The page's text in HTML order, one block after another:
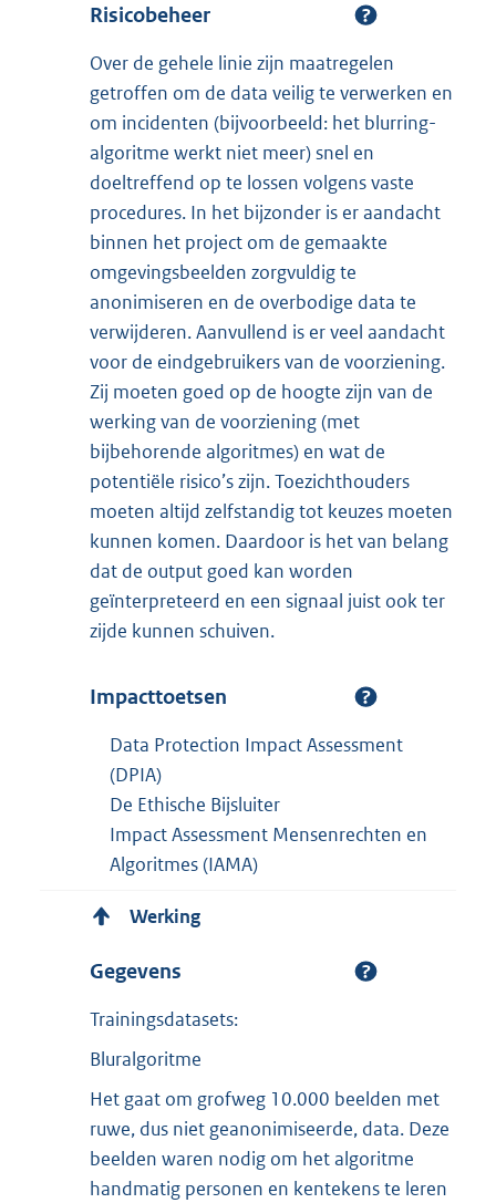
Risicobeheer
Over de gehele linie zijn maatregelen
getroffen om de data veilig te verwerken en
om incidenten (bijvoorbeeld: het blurring-
algoritme werkt niet meer) snel en
doeltreffend op te lossen volgens vaste
procedures. In het bijzonder is er aandacht
binnen het project om de gemaakte
omgevingsbeelden zorgvuldig te
anonimiseren en de overbodige data te
verwijderen. Aanvullend is er veel aandacht
voor de eindgebruikers van de voorziening.
Zij moeten goed op de hoogte zijn van de
werking van de voorziening (met
bijbehorende algoritmes) en wat de
potentiële risico’s zijn. Toezichthouders
moeten altijd zelfstandig tot keuzes moeten
kunnen komen. Daardoor is het van belang
dat de output goed kan worden
geïnterpreteerd en een signaal juist ook ter
zijde kunnen schuiven.
Impacttoetsen
Data Protection Impact Assessment
(DPIA)
De Ethische Bijsluiter
Impact Assessment Mensenrechten en
Algoritmes (IAMA)
Werking
Gegevens
Trainingsdatasets:
Bluralgoritme
Het gaat om grofweg 10.000 beelden met
ruwe, dus niet geanonimiseerde, data. Deze
beelden waren nodig om het algoritme
handmatig personen en kentekens te leren